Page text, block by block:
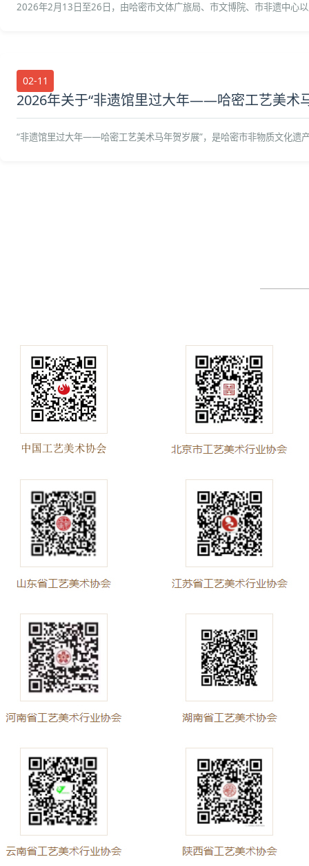
2026年2月13日至26日，由哈密市文体广旅局、市文博院、市非遗中心
02-11
2026年关于“非遗馆里过大年——哈密工艺美术
“非遗馆里过大年——哈密工艺美术马年贺岁展”，是哈密市非物质文化遗